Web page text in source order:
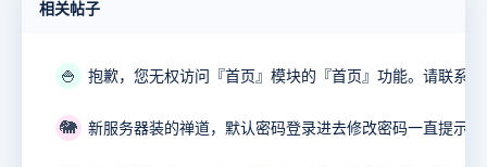
相关帖子
🍚
🐘